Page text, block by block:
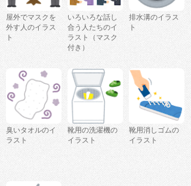
屋外でマスクを
外す人のイラス
ト
いろいろな話し
合う人たちのイ
ラスト（マスク
付き）
排水溝のイラス
ト
臭いタオルのイ
ラスト
靴用の洗濯機の
イラスト
靴用消しゴムの
イラスト